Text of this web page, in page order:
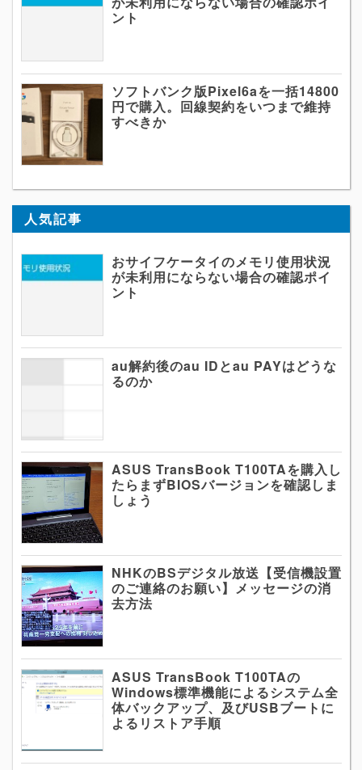
ント
ソフトバンク版Pixel6aを一括14800
円で購入。回線契約をいつまで維持
すべきか
人気記事
おサイフケータイのメモリ使用状況
が未利用にならない場合の確認ポイ
ント
au解約後のau IDとau PAYはどうな
るのか
ASUS TransBook T100TAを購入し
たらまずBIOSバージョンを確認しま
しょう
NHKのBSデジタル放送【受信機設置
のご連絡のお願い】メッセージの消
去方法
ASUS TransBook T100TAの
Windows標準機能によるシステム全
体バックアップ、及びUSBブートに
よるリストア手順